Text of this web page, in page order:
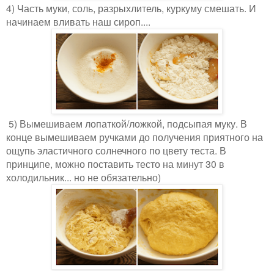
4) Часть муки, соль, разрыхлитель, куркуму смешать. И
начинаем вливать наш сироп....
5) Вымешиваем лопаткой/ложкой, подсыпая муку. В
конце вымешиваем ручками до получения приятного на
ощупь эластичного солнечного по цвету теста. В
принципе, можно поставить тесто на минут 30 в
холодильник... но не обязательно)